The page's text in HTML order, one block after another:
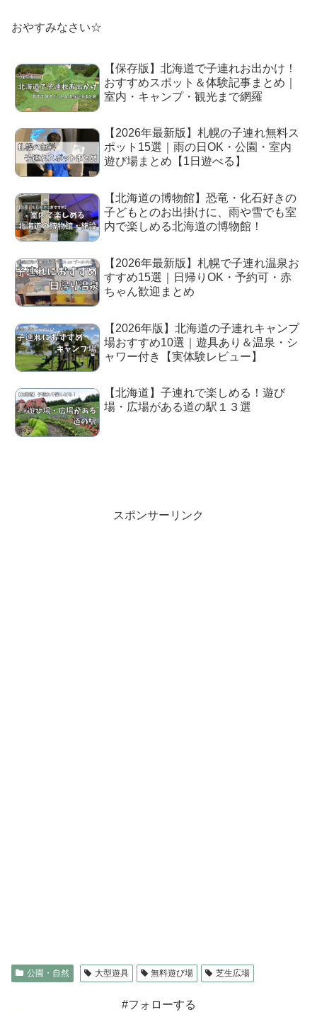
おやすみなさい☆
【保存版】北海道で子連れお出かけ！
おすすめスポット＆体験記事まとめ｜
室内・キャンプ・観光まで網羅
【2026年最新版】札幌の子連れ無料ス
ポット15選｜雨の日OK・公園・室内
遊び場まとめ【1日遊べる】
【北海道の博物館】恐竜・化石好きの
子どもとのお出掛けに、雨や雪でも室
内で楽しめる北海道の博物館！
【2026年最新版】札幌で子連れ温泉お
すすめ15選｜日帰りOK・予約可・赤
ちゃん歓迎まとめ
【2026年版】北海道の子連れキャンプ
場おすすめ10選｜遊具あり＆温泉・シ
ャワー付き【実体験レビュー】
【北海道】子連れで楽しめる！遊び
場・広場がある道の駅１３選
スポンサーリンク
公園・自然 大型遊具 無料遊び場 芝生広場
#フォローする